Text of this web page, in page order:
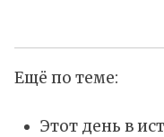
Ещё по теме:
Этот день в